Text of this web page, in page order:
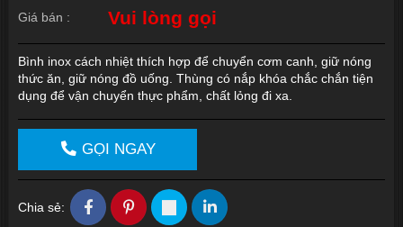
Giá bán : Vui lòng gọi
Bình inox cách nhiệt thích hợp để chuyển cơm canh, giữ nóng
thức ăn, giữ nóng đồ uống. Thùng có nắp khóa chắc chắn tiện
dụng để vận chuyển thực phẩm, chất lỏng đi xa.
GỌI NGAY
Chia sẻ: